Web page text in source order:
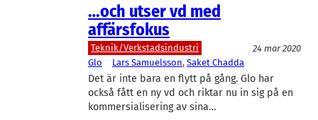
…och utser vd med
affärsfokus
Teknik/Verkstadsindustri
24 mar 2020
Glo
Lars Samuelsson, Saket Chadda
Det är inte bara en flytt på gång. Glo har
också fått en ny vd och riktar nu in sig på en
kommersialisering av sina…